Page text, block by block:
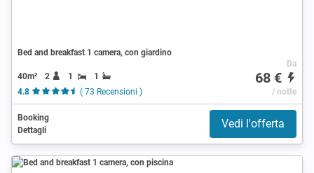
Bed and breakfast 1 camera, con giardino
40m² 2 1
1
4.8
( 73 Recensioni )
Da
68 €
/ notte
Booking
Dettagli
Vedi l'offerta